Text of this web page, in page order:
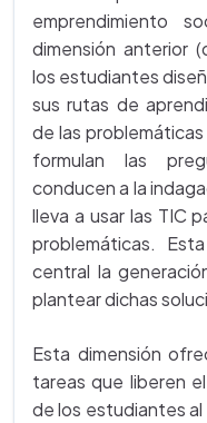
emprendimiento
dimensión anterior
los estudiantes
sus rutas de
de las
formulan las
conducen a la
lleva a usar las TIC
problemáticas.
central la
plantear dichas
Esta dimensión
tareas que liberen
de los estudiantes al